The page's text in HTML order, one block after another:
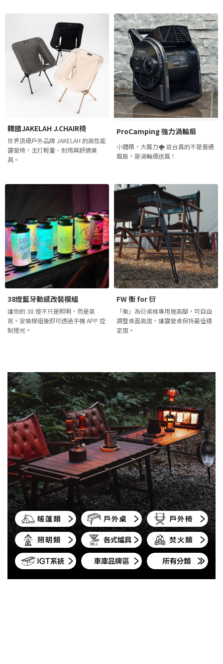
韓國JAKELAH J.CHAIR椅
世界頂級戶外品牌 JAKELAH 的高性能
露營椅，主打輕量、耐用與舒適兼
具。
ProCamping 強力渦輪扇
小體積，大風力🌪️ 這台真的不是普通
風扇，是渦輪級送風！
38燈藍牙動感改裝模組
讓你的 38 燈不只是照明，而是氣
氛。安裝模組後即可透過手機 APP 控
制燈光。
FW 衡 for 衍
「衡」為衍桌框專用增高腳，可自由
調整桌面高度，讓露營桌保持最佳穩
定度。